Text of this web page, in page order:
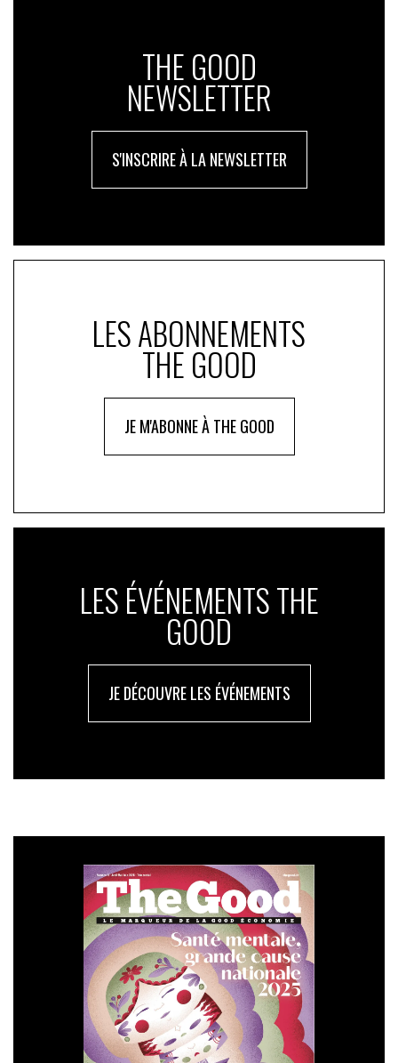
THE GOOD
NEWSLETTER
S'INSCRIRE À LA NEWSLETTER
LES ABONNEMENTS
THE GOOD
JE M'ABONNE À THE GOOD
LES ÉVÉNEMENTS THE
GOOD
JE DÉCOUVRE LES ÉVÉNEMENTS